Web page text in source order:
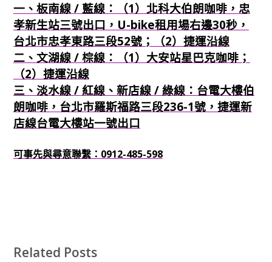
一、板南線 / 藍線：（1）北科大伯朗咖啡，忠
孝新生站三號出口，U-bike租用場右邊30秒，
台北市忠孝東路三段52號；（2）捷運沿線
二、文湖線 / 棕線：（1）大安站星巴克咖啡；
（2）捷運沿線
三、淡水線 / 紅線、新店線 / 綠線：台電大樓伯
朗咖啡，台北市羅斯福路三段236-1號，捷運新
店線台電大樓站一號出口
可事先與尋意聯繫：0912-485-598
Related Posts